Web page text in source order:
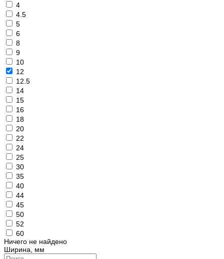
4
4.5
5
6
8
9
10
12
12.5
14
15
16
18
20
22
24
25
30
35
40
44
45
50
52
60
Ничего не найдено
Ширина, мм